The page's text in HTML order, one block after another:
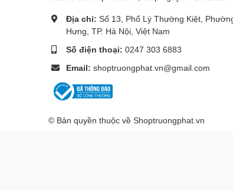
Địa chỉ: Số 13, Phố Lý Thường Kiệt,
Hưng, TP. Hà Nội, Việt Nam
Số điện thoại: 0247 303 6883
Email: shoptruongphat.vn@gmail.com
© Bản quyền thuộc về Shoptruongphat.vn